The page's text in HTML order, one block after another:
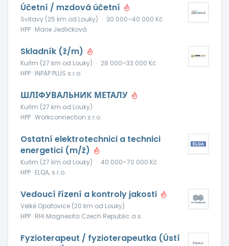
Účetní / mzdová účetní
Svitavy (25 km od Louky) · 30 000–40 000 Kč
HPP · Marie Jedličková
Skladník (ž/m)
Kuřim (27 km od Louky) · 28 000–33 000 Kč
HPP · INPAP PLUS s.r.o.
ШЛІФУВАЛЬНИК МЕТАЛУ
Kuřim (27 km od Louky)
HPP · Workconnection s.r.o.
Ostatní elektrotechnici a technici
energetici (m/ž)
Kuřim (27 km od Louky) · 40 000–70 000 Kč
HPP · ELQA, s.r.o.
Vedoucí řízení a kontroly jakosti
Velké Opatovice (20 km od Louky)
HPP · RHI Magnesita Czech Republic a.s.
Fyzioterapeut / fyzioterapeutka (Ústí